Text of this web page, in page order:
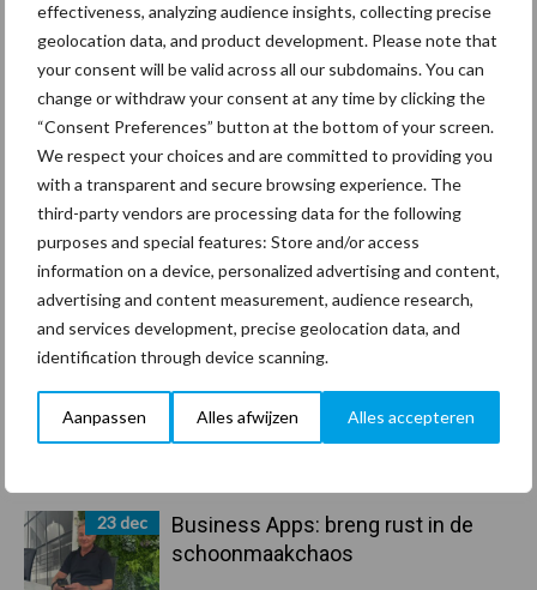
effectiveness, analyzing audience insights, collecting precise
geolocation data, and product development. Please note that
your consent will be valid across all our subdomains. You can
change or withdraw your consent at any time by clicking the
“Consent Preferences” button at the bottom of your screen.
We respect your choices and are committed to providing you
with a transparent and secure browsing experience. The
third-party vendors are processing data for the following
purposes and special features: Store and/or access
information on a device, personalized advertising and content,
advertising and content measurement, audience research,
and services development, precise geolocation data, and
identification through device scanning.
Aanpassen Alles afwijzen Alles accepteren
Primaire
Sidebar
Recent nieuws Partner nieuws
30 dec
Hervorming flexibele
arbeidscontracten kent mitsen en
maren
Freddy van de Ridder Cleaners:
“Glazenwassen zit in m’n bloed,
maar innoveren is mijn toekomst”
Friendship Sports Centre maakt
vrienden voor het leven
23 dec
Business Apps: breng rust in de
schoonmaakchaos